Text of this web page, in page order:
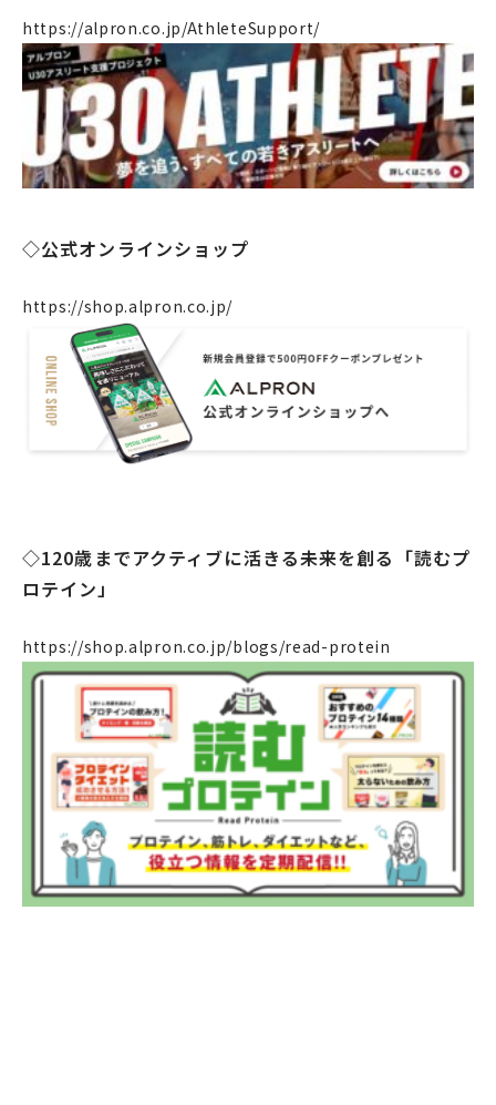
社会課題への取り組み
ニュース
リクルート
法人のお客様
お問い合わせ
個人のお客様 法人のお客様
https://alpron.co.jp/AthleteSupport/
◇公式オンラインショップ
https://shop.alpron.co.jp/
◇120歳までアクティブに活きる未来を創る「読むプ
ロテイン」
https://shop.alpron.co.jp/blogs/read-protein